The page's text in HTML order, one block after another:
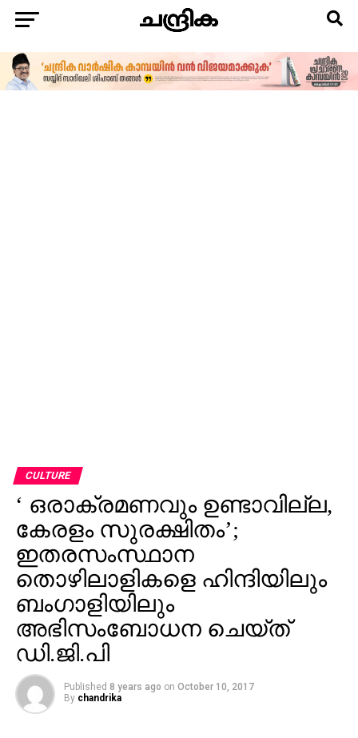
CULTURE
‘ ഒരാക്രമണവും ഉണ്ടാവില്ല,
കേരളം സുരക്ഷിതം’;
ഇതരസംസ്ഥാന
തൊഴിലാളികളെ ഹിന്ദിയിലും
ബംഗാളിയിലും
അഭിസംബോധന ചെയ്ത്
ഡി.ജി.പി
Published 8 years ago on October 10, 2017
By chandrika